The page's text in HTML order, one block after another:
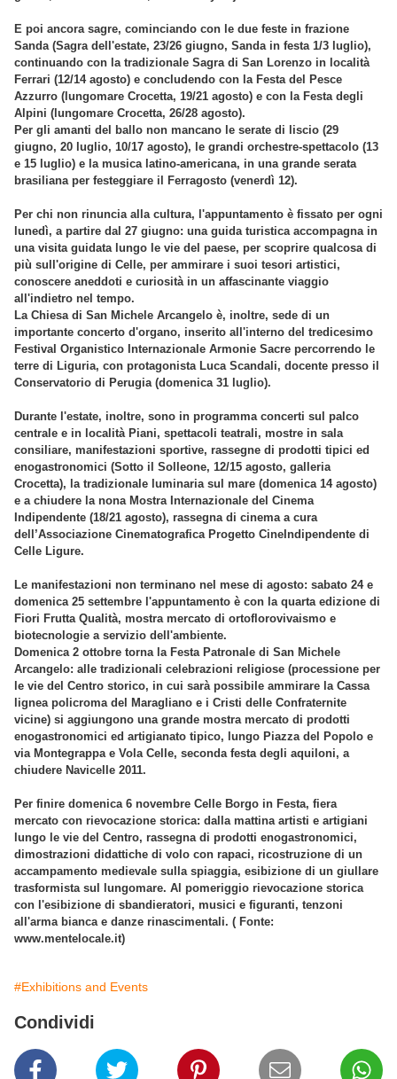
E poi ancora sagre, cominciando con le due feste in frazione
Sanda (Sagra dell'estate, 23/26 giugno, Sanda in festa 1/3 luglio),
continuando con la tradizionale Sagra di San Lorenzo in località
Ferrari (12/14 agosto) e concludendo con la Festa del Pesce
Azzurro (lungomare Crocetta, 19/21 agosto) e con la Festa degli
Alpini (lungomare Crocetta, 26/28 agosto).
Per gli amanti del ballo non mancano le serate di liscio (29
giugno, 20 luglio, 10/17 agosto), le grandi orchestre-spettacolo (13
e 15 luglio) e la musica latino-americana, in una grande serata
brasiliana per festeggiare il Ferragosto (venerdì 12).
Per chi non rinuncia alla cultura, l'appuntamento è fissato per ogni
lunedì, a partire dal 27 giugno: una guida turistica accompagna in
una visita guidata lungo le vie del paese, per scoprire qualcosa di
più sull'origine di Celle, per ammirare i suoi tesori artistici,
conoscere aneddoti e curiosità in un affascinante viaggio
all'indietro nel tempo.
La Chiesa di San Michele Arcangelo è, inoltre, sede di un
importante concerto d'organo, inserito all'interno del tredicesimo
Festival Organistico Internazionale Armonie Sacre percorrendo le
terre di Liguria, con protagonista Luca Scandali, docente presso il
Conservatorio di Perugia (domenica 31 luglio).
Durante l'estate, inoltre, sono in programma concerti sul palco
centrale e in località Piani, spettacoli teatrali, mostre in sala
consiliare, manifestazioni sportive, rassegne di prodotti tipici ed
enogastronomici (Sotto il Solleone, 12/15 agosto, galleria
Crocetta), la tradizionale luminaria sul mare (domenica 14 agosto)
e a chiudere la nona Mostra Internazionale del Cinema
Indipendente (18/21 agosto), rassegna di cinema a cura
dell’Associazione Cinematografica Progetto CineIndipendente di
Celle Ligure.
Le manifestazioni non terminano nel mese di agosto: sabato 24 e
domenica 25 settembre l'appuntamento è con la quarta edizione di
Fiori Frutta Qualità, mostra mercato di ortoflorovivaismo e
biotecnologie a servizio dell'ambiente.
Domenica 2 ottobre torna la Festa Patronale di San Michele
Arcangelo: alle tradizionali celebrazioni religiose (processione per
le vie del Centro storico, in cui sarà possibile ammirare la Cassa
lignea policroma del Maragliano e i Cristi delle Confraternite
vicine) si aggiungono una grande mostra mercato di prodotti
enogastronomici ed artigianato tipico, lungo Piazza del Popolo e
via Montegrappa e Vola Celle, seconda festa degli aquiloni, a
chiudere Navicelle 2011.
Per finire domenica 6 novembre Celle Borgo in Festa, fiera
mercato con rievocazione storica: dalla mattina artisti e artigiani
lungo le vie del Centro, rassegna di prodotti enogastronomici,
dimostrazioni didattiche di volo con rapaci, ricostruzione di un
accampamento medievale sulla spiaggia, esibizione di un giullare
trasformista sul lungomare. Al pomeriggio rievocazione storica
con l'esibizione di sbandieratori, musici e figuranti, tenzoni
all'arma bianca e danze rinascimentali. ( Fonte:
www.mentelocale.it)
#Exhibitions and Events
Condividi